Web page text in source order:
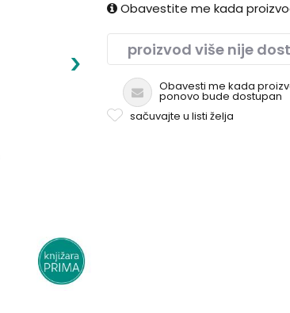
časova..
Obavestite me kada
proizvod više nije
Obavesti me kada
ponovo bude dostupan
sačuvajte u listi želja